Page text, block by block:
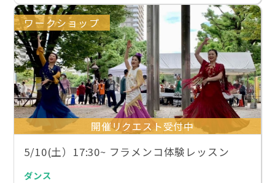
ワークショップ
開催リクエスト受付中
5/10(土）17:30~ フラメンコ体験レッスン
ダンス